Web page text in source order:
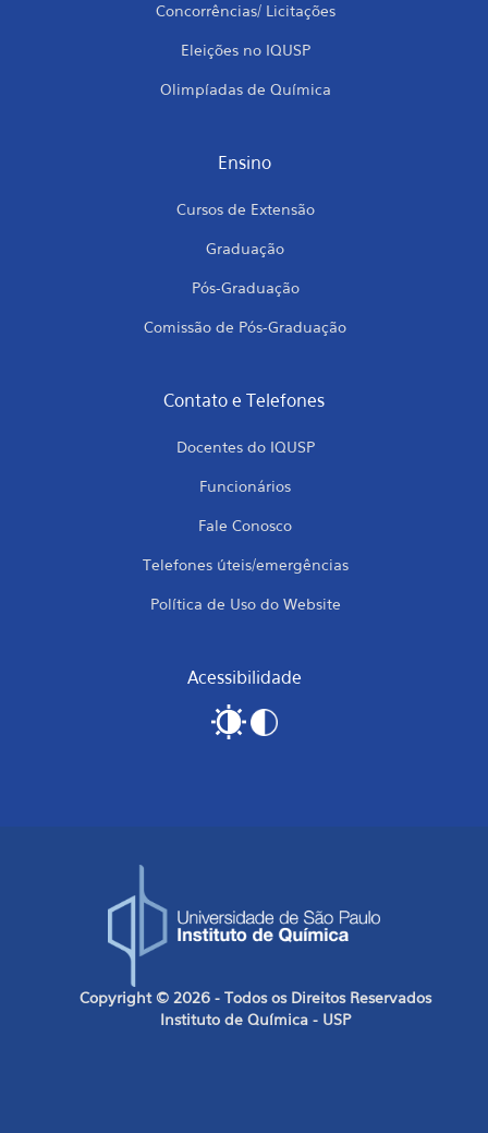
Concorrências/ Licitações
Eleições no IQUSP
Olimpíadas de Química
Ensino
Cursos de Extensão
Graduação
Pós-Graduação
Comissão de Pós-Graduação
Contato e Telefones
Docentes do IQUSP
Funcionários
Fale Conosco
Telefones úteis/emergências
Política de Uso do Website
Acessibilidade
Copyright © 2026 - Todos os Direitos Reservados
Instituto de Química - USP